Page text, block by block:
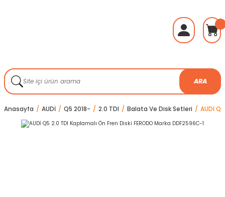
ARA
Anasayfa AUDİ Q5 2018- 2.0 TDI Balata Ve Disk Setleri AUDİ